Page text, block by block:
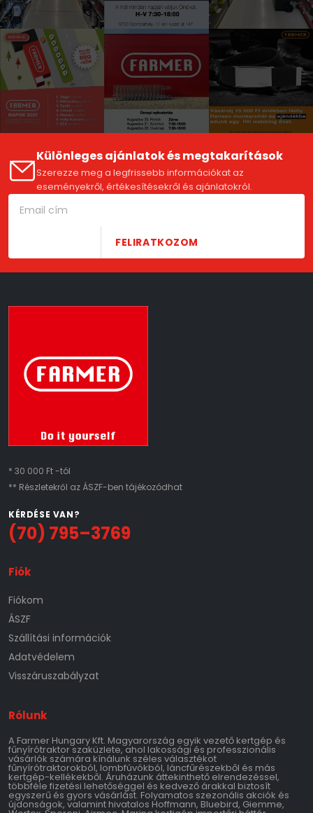
Különleges ajánlatok és megtakarítások
Szerezze meg a legfrissebb információkat az
eseményekről, értékesítésekről és ajánlatokról.
FELIRATKOZOM
* 30 000 Ft -tól
** Részletekről az ÁSZF-ben tájékozódhat
KÉRDÉSE VAN?
(70) 795–3769
Fiók
Fiókom
ÁSZF
Szállítási információk
Adatvédelem
Visszáruszabályzat
Rólunk
A Farmer Hungary Kft. Magyarország egyik vezető kertgép és
fűnyírótraktor szaküzlete, ahol lakossági és professzionális
vásárlók számára kínálunk széles választékot
fűnyírótraktorokból, lombfúvókból, láncfűrészekből és más
kertgép-kellékekből. Áruházunk áttekinthető elrendezéssel,
többféle fizetési lehetőséggel és kedvező árakkal biztosít
egyszerű és gyors vásárlást. Folyamatos szezonális akciók és
újdonságok, valamint hivatalos Hoffmann, Bluebird, Giemme,